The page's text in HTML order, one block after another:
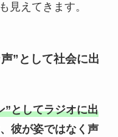
見えてきます。
”として社会に出
”としてラジオに出
彼が姿ではなく声